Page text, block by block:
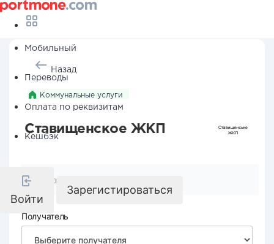
Мобильный
Переводы
Оплата по реквизитам
Кешбэк
Войти
Зарегистироваться
Назад
Коммунальные услуги
Ставищенское ЖКП
Реквизиты компании
Получатель